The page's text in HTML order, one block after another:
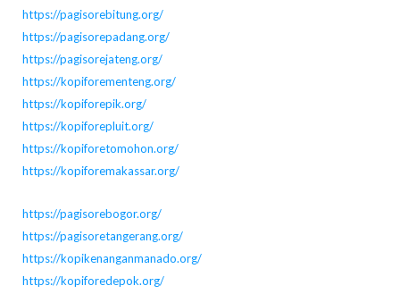
https://pagisorebitung.org/
https://pagisorepadang.org/
https://pagisorejateng.org/
https://kopiforementeng.org/
https://kopiforepik.org/
https://kopiforepluit.org/
https://kopiforetomohon.org/
https://kopiforemakassar.org/
https://pagisorebogor.org/
https://pagisoretangerang.org/
https://kopikenanganmanado.org/
https://kopiforedepok.org/